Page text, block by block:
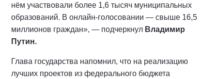
нём участвовали более 1,6 тысяч муниципальных
образований. В онлайн-голосовании — свыше 16,5
миллионов граждан», — подчеркнул Владимир
Путин.
Глава государства напомнил, что на реализацию
лучших проектов из федерального бюджета